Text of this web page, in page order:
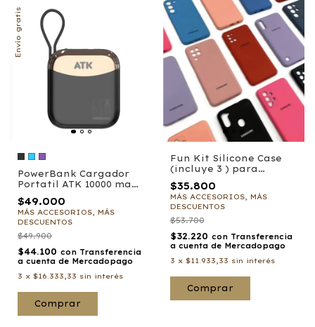
Envío gratis
PowerBank Cargador
Portatil ATK 10000 mah
Cable Lightning Y Tipo
C
$49.000
MÁS ACCESORIOS, MÁS
DESCUENTOS
$49.900
$44.100 con Transferencia
a cuenta de Mercadopago
3 x $16.333,33 sin interés
Comprar
Fun Kit Silicone Case
(incluye 3 ) para
$35.800
MÁS ACCESORIOS, MÁS
DESCUENTOS
$53.700
$32.220 con Transferencia
a cuenta de Mercadopago
3 x $11.933,33 sin interés
Comprar